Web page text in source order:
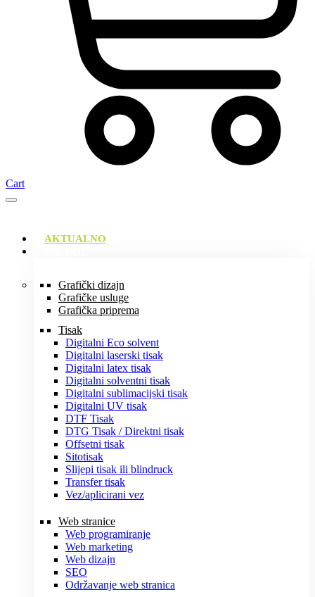
Cart
AKTUALNO
Grafički dizajn
Grafičke usluge
Grafička priprema
Tisak
Digitalni Eco solvent
Digitalni laserski tisak
Digitalni latex tisak
Digitalni solventni tisak
Digitalni sublimacijski tisak
Digitalni UV tisak
DTF Tisak
DTG Tisak / Direktni tisak
Offsetni tisak
Sitotisak
Slijepi tisak ili blindruck
Transfer tisak
Vez/aplicirani vez
Web stranice
Web programiranje
Web marketing
Web dizajn
SEO
Održavanje web stranica